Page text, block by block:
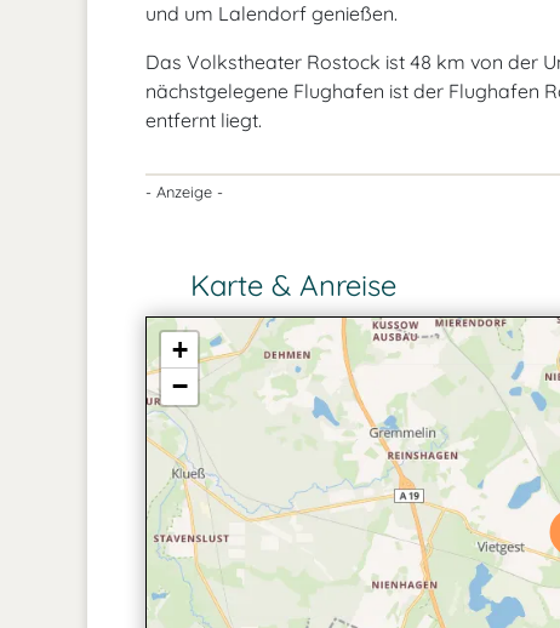
und um Lalendorf genießen.
Das Volkstheater Rostock ist 48 km von der
nächstgelegene Flughafen ist der Flughafen
entfernt liegt.
- Anzeige -
Karte & Anreise
+
−